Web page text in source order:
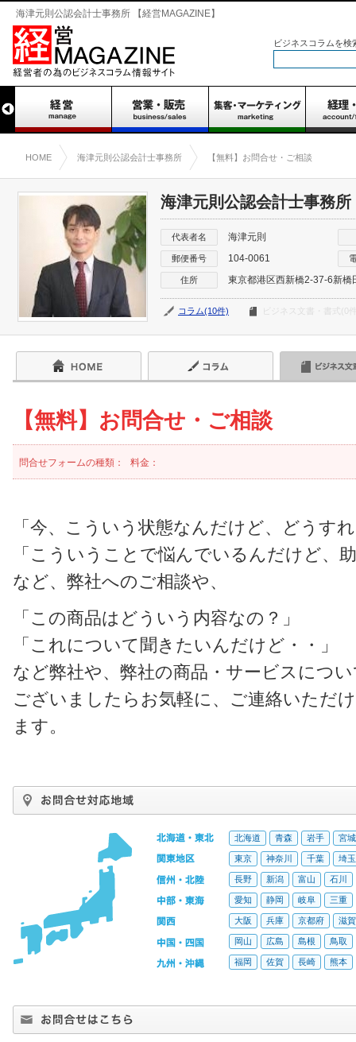
海津元則公認会計士事務所 【経営MAGAZINE】
ビジネスコラムを検
HOME 海津元則公認会計士事務所 【無料】お問合せ・ご相談
海津元則公認会計士事務所
代表者名 海津元則
郵便番号 104-0061
住所 東京都港区西新橋2-37-6新橋
コラム(10件) ビジネス文書・書式(0
【無料】お問合せ・ご相談
問合せフォームの種類： 料金：
「今、こういう状態なんだけど、どうす
「こういうことで悩んでいるんだけど、
など、弊社へのご相談や、
「この商品はどういう内容なの？」
「これについて聞きたいんだけど・・」
など弊社や、弊社の商品・サービスにつ
ございましたらお気軽に、ご連絡いただ
ます。
北海道 青森 岩手 宮城
東京 神奈川 千葉 埼玉
長野 新潟 富山 石川
愛知 静岡 岐阜 三重
大阪 兵庫 京都府 滋賀
岡山 広島 島根 鳥取
福岡 佐賀 長崎 熊本